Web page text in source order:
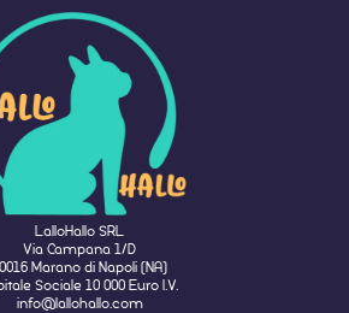
LalloHallo SRL
Via Campana 1/D
Marano di Napoli (NA)
Sociale 10 000 Euro I.V.
info@lallohallo.com